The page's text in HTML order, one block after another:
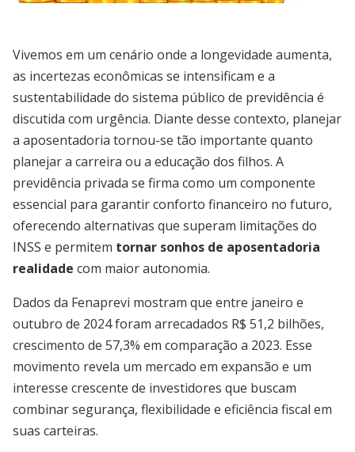
Vivemos em um cenário onde a longevidade aumenta,
as incertezas econômicas se intensificam e a
sustentabilidade do sistema público de previdência é
discutida com urgência. Diante desse contexto, planejar
a aposentadoria tornou-se tão importante quanto
planejar a carreira ou a educação dos filhos. A
previdência privada se firma como um componente
essencial para garantir conforto financeiro no futuro,
oferecendo alternativas que superam limitações do
INSS e permitem tornar sonhos de aposentadoria
realidade com maior autonomia.
Dados da Fenaprevi mostram que entre janeiro e
outubro de 2024 foram arrecadados R$ 51,2 bilhões,
crescimento de 57,3% em comparação a 2023. Esse
movimento revela um mercado em expansão e um
interesse crescente de investidores que buscam
combinar segurança, flexibilidade e eficiência fiscal em
suas carteiras.